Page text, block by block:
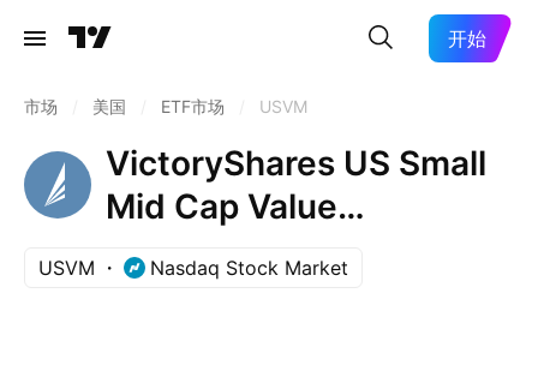
开始
市场 美国 ETF市场 USVM
VictoryShares US Small
Mid Cap Value
Momentum ETF
USVM Nasdaq Stock Market